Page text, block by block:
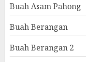
Buah Asam Pahong
Buah Berangan
Buah Berangan 2